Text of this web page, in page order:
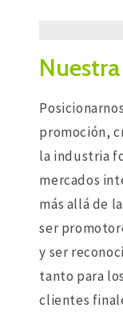
promoción,
la industria
mercados
más allá de
ser
y ser
tanto para
clientes